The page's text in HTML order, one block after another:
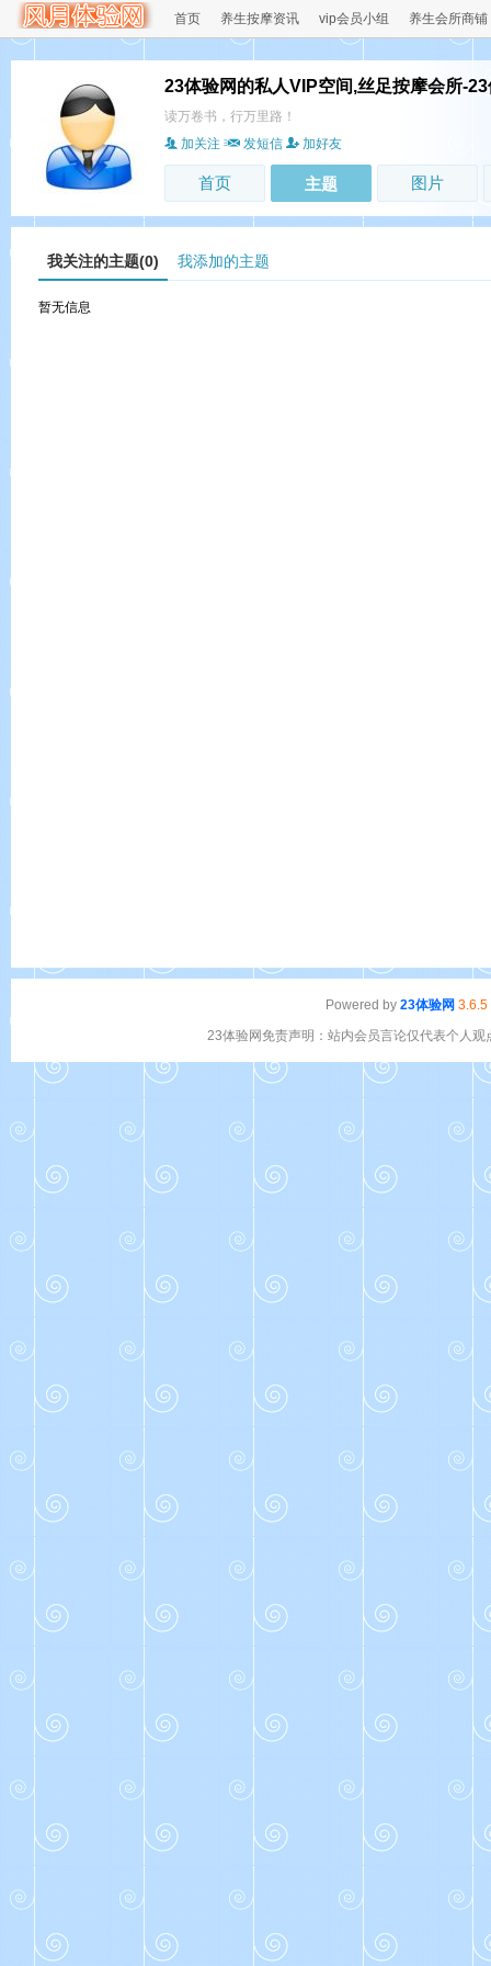
首页 养生按摩资讯 vip会员小组 养生会所商铺
23体验网的私人VIP空间,丝足按摩会所-
读万卷书，行万里路！
加关注
发短信 加好友
首页 主题 图片
我关注的主题(0) 我添加的主题
暂无信息
Powered by 23体验网 3.6.5
23体验网免责声明：站内会员言论仅代表个人